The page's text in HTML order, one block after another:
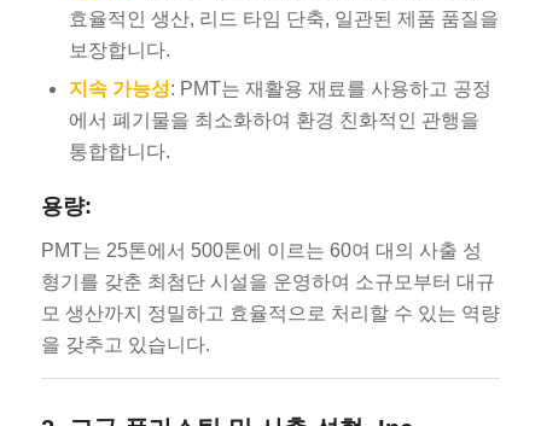
효율적인 생산, 리드 타임 단축, 일관된 제품 품질을
보장합니다.
지속 가능성: PMT는 재활용 재료를 사용하고 공정
에서 폐기물을 최소화하여 환경 친화적인 관행을
통합합니다.
용량:
PMT는 25톤에서 500톤에 이르는 60여 대의 사출 성
형기를 갖춘 최첨단 시설을 운영하여 소규모부터 대규
모 생산까지 정밀하고 효율적으로 처리할 수 있는 역량
을 갖추고 있습니다.